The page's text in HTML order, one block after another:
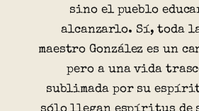
sino el pueblo
alcanzarlo. Sí, toda
maestro González es un
pero a una vida
sublimada por su